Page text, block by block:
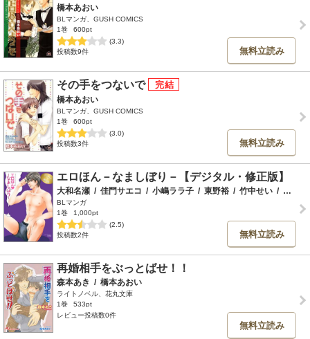
橋本あおい
BLマンガ、GUSH COMICS
1巻
600pt
(3.3)
投稿数9件
無料立読み
その手をつないで
橋本あおい
BLマンガ、GUSH COMICS
1巻
600pt
(3.0)
投稿数3件
無料立読み
エロほん－なましぼり－【デジタル・修正版】
大和名瀬 / 佳門サエコ / 小嶋ララ子 / 東野裕 / 竹中せい /
BLマンガ
1巻
1,000pt
(2.5)
投稿数2件
無料立読み
再婚相手をぶっとばせ！！
森本あき / 橋本あおい
ライトノベル、花丸文庫
1巻
533pt
レビュー投稿数0件
無料立読み